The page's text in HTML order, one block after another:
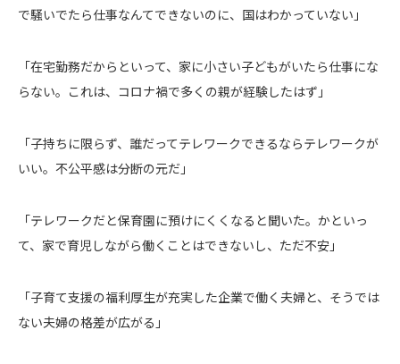
で騒いでたら仕事なんてできないのに、国はわかっていない」
「在宅勤務だからといって、家に小さい子どもがいたら仕事にな
らない。これは、コロナ禍で多くの親が経験したはず」
「子持ちに限らず、誰だってテレワークできるならテレワークが
いい。不公平感は分断の元だ」
「テレワークだと保育園に預けにくくなると聞いた。かといっ
て、家で育児しながら働くことはできないし、ただ不安」
「子育て支援の福利厚生が充実した企業で働く夫婦と、そうでは
ない夫婦の格差が広がる」